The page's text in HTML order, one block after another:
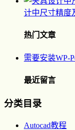
计中尺寸精度
热门文章
需要安装WP-
最近留言
分类目录
Autocad教程